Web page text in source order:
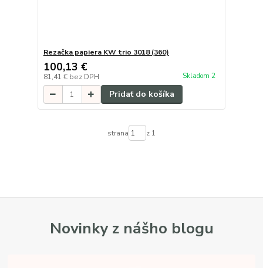
Rezačka papiera KW trio 3018 (360)
100,13 €
81,41 € bez DPH Skladom 2
Pridať do košíka
strana z 1
Novinky z nášho blogu